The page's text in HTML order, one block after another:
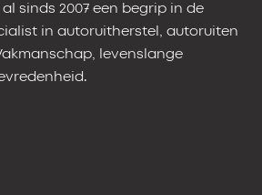
sinds 2007 een begrip in de
in autoruitherstel, autoruiten
levenslange